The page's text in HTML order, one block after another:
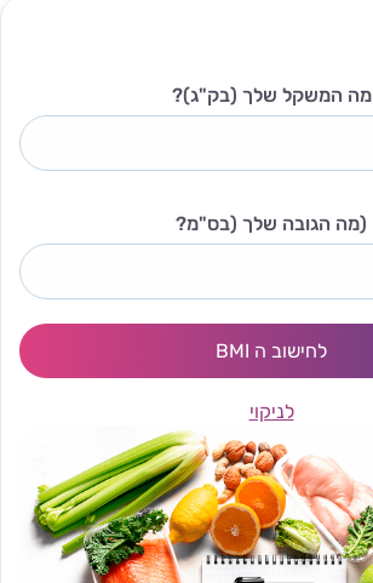
מה המשקל שלך (בק"ג)?
(מה הגובה שלך (בס"מ?
לחישוב ה BMI
לניקוי